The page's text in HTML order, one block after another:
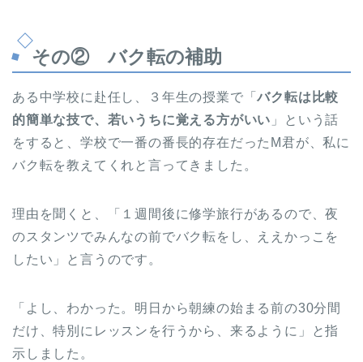
その② バク転の補助
ある中学校に赴任し、３年生の授業で「バク転は比較
的簡単な技で、若いうちに覚える方がいい 」という話
をすると、学校で一番の番長的存在だったM君が、私に
バク転を教えてくれと言ってきました。
理由を聞くと、「１週間後に修学旅行があるので、夜
のスタンツでみんなの前でバク転をし、ええかっこを
したい」と言うのです。
「よし、わかった。明日から朝練の始まる前の30分間
だけ、特別にレッスンを行うから、来るように」と指
示しました。